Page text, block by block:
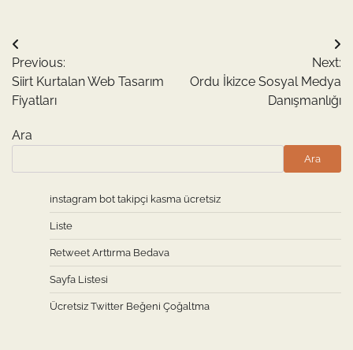
Yazı
gezinmesi
Previous:
Siirt Kurtalan Web Tasarım
Fiyatları
Next:
Ordu İkizce Sosyal Medya
Danışmanlığı
Ara
Ara
instagram bot takipçi kasma ücretsiz
Liste
Retweet Arttırma Bedava
Sayfa Listesi
Ücretsiz Twitter Beğeni Çoğaltma